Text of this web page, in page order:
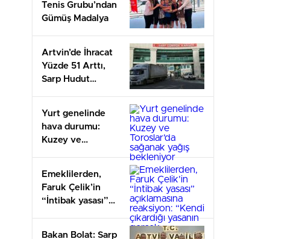
Tenis Grubu’ndan
Gümüş Madalya
Artvin’de İhracat
Yüzde 51 Arttı,
Sarp Hudut
Yurt genelinde
hava durumu:
Kuzey ve
bekleniyor
Emeklilerden,
Faruk Çelik’in
“İntibak yasası”
Bakan Bolat: Sarp